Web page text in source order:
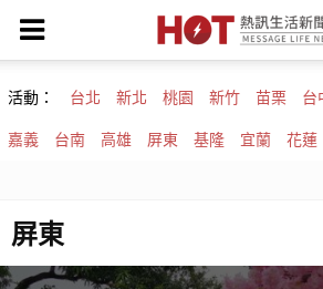
活動： 台北 新北 桃園 新竹 苗栗 台
嘉義 台南 高雄 屏東 基隆 宜蘭 花蓮
屏東